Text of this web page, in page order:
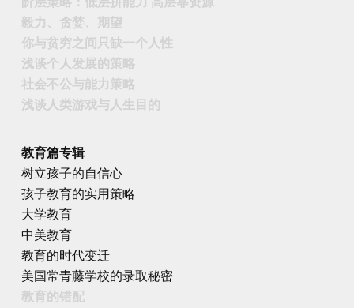
毅力、贪婪、期望
你与贫穷之间只缺一个人性
浅谈个人发展的策略
社会不公与能力策略
浅谈人类游戏与人生目的
教育篇专辑
树立孩子的自信心
孩子教育的实用策略
大学教育
中美教育
教育的时代变迁
美国常青藤学校的录取秘密
教育的错配